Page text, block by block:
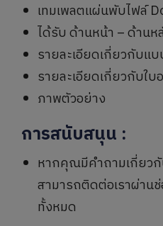
เทมเพลตแผ่นพับไฟล์
ได้รับ ด้านหน้า – ด้าน
รายละเอียดเกี่ยวกับแ
รายละเอียดเกี่ยวกับใ
ภาพตัวอย่าง
การสนับสนุน :
หากคุณมีคำถามเกี่ย
สามารถติดต่อเราผ่าน
ทั้งหมด